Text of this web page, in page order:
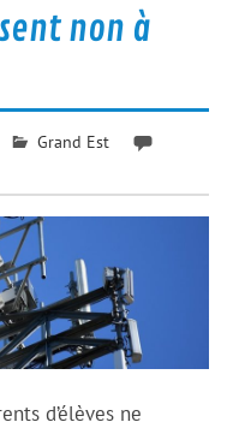
non à
Grand Est
d’élèves ne